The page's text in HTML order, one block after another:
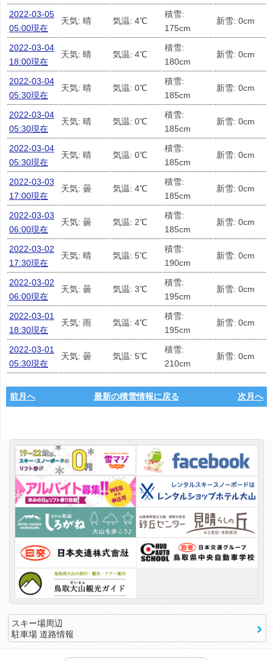
2022-03-05
05:00現在
天気: 晴 気温: 4℃
積雪:
175cm
新雪: 0cm
2022-03-04
18:00現在
天気: 晴 気温: 4℃
積雪:
180cm
新雪: 0cm
2022-03-04
05:30現在
天気: 晴 気温: 0℃
積雪:
185cm
新雪: 0cm
2022-03-04
05:30現在
天気: 晴 気温: 0℃
積雪:
185cm
新雪: 0cm
2022-03-04
05:30現在
天気: 晴 気温: 0℃
積雪:
185cm
新雪: 0cm
2022-03-03
17:00現在
天気: 曇 気温: 4℃
積雪:
185cm
新雪: 0cm
2022-03-03
06:00現在
天気: 曇 気温: 2℃
積雪:
185cm
新雪: 0cm
2022-03-02
17:30現在
天気: 晴 気温: 5℃
積雪:
190cm
新雪: 0cm
2022-03-02
06:00現在
天気: 曇 気温: 3℃
積雪:
195cm
新雪: 0cm
2022-03-01
18:30現在
天気: 雨 気温: 4℃
積雪:
195cm
新雪: 0cm
2022-03-01
05:30現在
天気: 曇 気温: 5℃
積雪:
210cm
新雪: 0cm
前月へ 最新の積雪情報に戻る 次月へ
スキー場周辺
駐車場 道路情報